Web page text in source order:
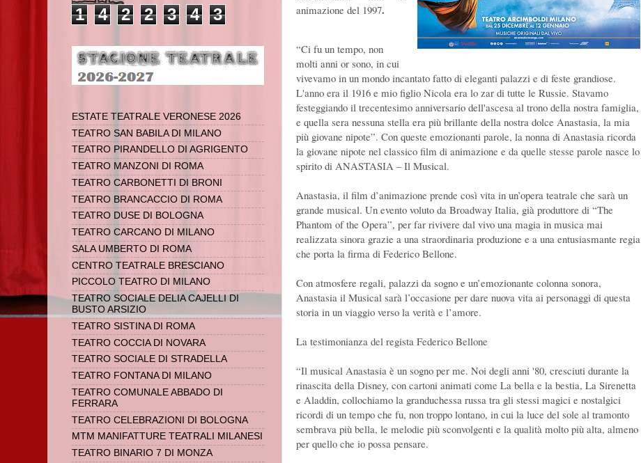
animazione del 1997.
“Ci fu un tempo, non
molti anni or sono, in cui
vivevamo in un mondo incantato fatto di eleganti palazzi e di feste grandiose.
L'anno era il 1916 e mio figlio Nicola era lo zar di tutte le Russie. Stavamo
festeggiando il trecentesimo anniversario dell'ascesa al trono della nostra famiglia,
e quella sera nessuna stella era più brillante della nostra dolce Anastasia, la mia
più giovane nipote”. Con queste emozionanti parole, la nonna di Anastasia ricorda
la giovane nipote nel classico film di animazione e da quelle stesse parole nasce lo
spirito di ANASTASIA – Il Musical.
Anastasia, il film d’animazione prende così vita in un’opera teatrale che sarà un
grande musical. Un evento voluto da Broadway Italia, già produttore di “The
Phantom of the Opera”, per far rivivere dal vivo una magia in musica mai
realizzata sinora grazie a una straordinaria produzione e a una entusiasmante regia
che porta la firma di Federico Bellone.
Con atmosfere regali, palazzi da sogno e un’emozionante colonna sonora,
Anastasia il Musical sarà l’occasione per dare nuova vita ai personaggi di questa
storia in un viaggio verso la verità e l’amore.
La testimonianza del regista Federico Bellone
“Il musical Anastasia è un sogno per me. Noi degli anni '80, cresciuti durante la
rinascita della Disney, con cartoni animati come La bella e la bestia, La Sirenetta
e Aladdin, collochiamo la granduchessa russa tra gli stessi magici e nostalgici
ricordi di un tempo che fu, non troppo lontano, in cui la luce del sole al tramonto
sembrava più bella, le melodie più sconvolgenti e la qualità molto più alta, almeno
per quello che io possa pensare.
1 4 2 2 3 4 3
ESTATE TEATRALE VERONESE 2026
TEATRO SAN BABILA DI MILANO
TEATRO PIRANDELLO DI AGRIGENTO
TEATRO MANZONI DI ROMA
TEATRO CARBONETTI DI BRONI
TEATRO BRANCACCIO DI ROMA
TEATRO DUSE DI BOLOGNA
TEATRO CARCANO DI MILANO
SALA UMBERTO DI ROMA
CENTRO TEATRALE BRESCIANO
PICCOLO TEATRO DI MILANO
TEATRO SOCIALE DELIA CAJELLI DI
BUSTO ARSIZIO
TEATRO SISTINA DI ROMA
TEATRO COCCIA DI NOVARA
TEATRO SOCIALE DI STRADELLA
TEATRO FONTANA DI MILANO
TEATRO COMUNALE ABBADO DI
FERRARA
TEATRO CELEBRAZIONI DI BOLOGNA
MTM MANIFATTURE TEATRALI MILANESI
TEATRO BINARIO 7 DI MONZA